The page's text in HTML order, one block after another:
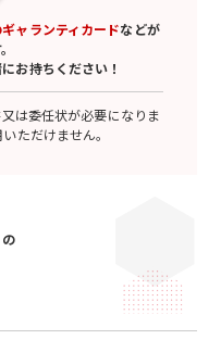
ャランティカードなどが
お持ちください！
は委任状が必要になりま
ただけません。